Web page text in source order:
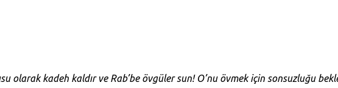
olarak kadeh kaldır ve Rab’be övgüler sun! O’nu övmek için sonsuzluğu